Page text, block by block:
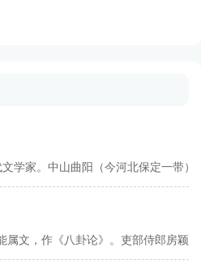
学家。中山曲阳（今河北保定一带
文，作《八卦论》。吏部侍郎房颖